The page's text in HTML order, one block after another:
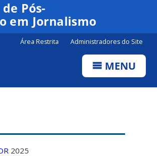
Pós-
em Jornalismo
Área Restrita Administradores do Site
MENU
2025